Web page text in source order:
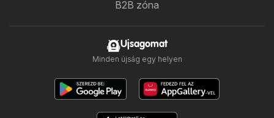
B2B zóna
Ujsagomat
Minden újság egy helyen